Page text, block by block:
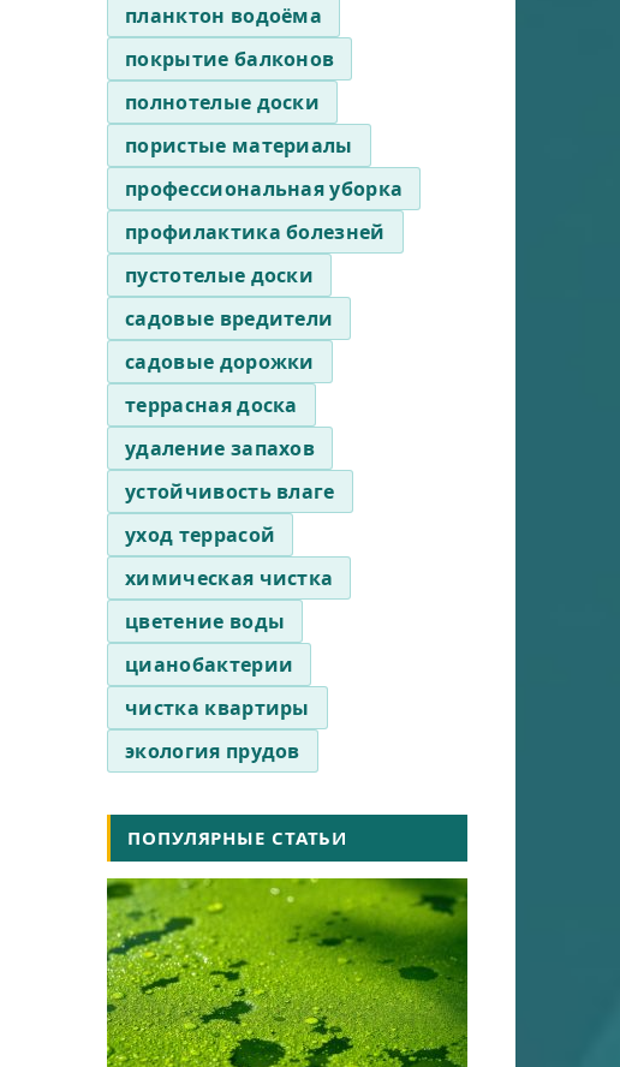
планктон водоёма
покрытие балконов
полнотелые доски
пористые материалы
профессиональная уборка
профилактика болезней
пустотелые доски
садовые вредители
садовые дорожки
террасная доска
удаление запахов
устойчивость влаге
уход террасой
химическая чистка
цветение воды
цианобактерии
чистка квартиры
экология прудов
ПОПУЛЯРНЫЕ СТАТЬИ